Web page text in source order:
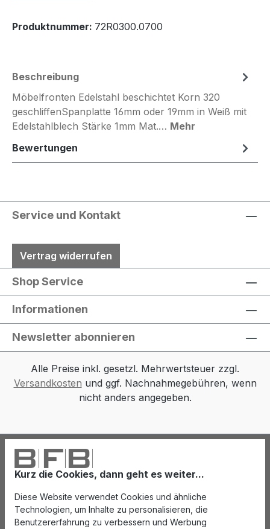
Kurz die Cookies, dann geht es weiter...
Diese Website verwendet Cookies und ähnliche
Technologien, um Inhalte zu personalisieren, die
Benutzererfahrung zu verbessern und Werbung
Produktnummer: 72R0300.0700
Beschreibung
Möbelfronten Edelstahl beschichtet Korn 320
geschliffenSpanplatte 16mm oder 19mm in Weiß mit
Edelstahlblech Stärke 1mm Mat.… Mehr
Bewertungen
Service und Kontakt
Vertrag widerrufen
Shop Service
Informationen
Newsletter abonnieren
Alle Preise inkl. gesetzl. Mehrwertsteuer zzgl.
Versandkosten und ggf. Nachnahmegebühren, wenn
nicht anders angegeben.